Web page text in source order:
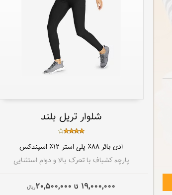
شلوار تریل بلند
ادی بائر۸۸٪ پلی استر ۱۲٪ اسپندکس
پارچه کشباف با تحرک بالا و دوام استثنایی
19,000,000 تا 20,500,000ريال